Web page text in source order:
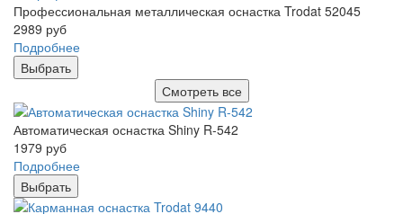
Профессиональная металлическая оснастка Trodat 52045
2989 руб
Подробнее
Выбрать
Смотреть все
Автоматическая оснастка Shiny R-542
1979 руб
Подробнее
Выбрать